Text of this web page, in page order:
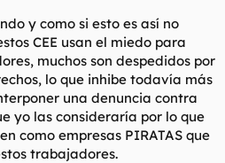
y como si esto es así no
CEE usan el miedo para
muchos son despedidos por
lo que inhibe todavía más
una denuncia contra
yo las consideraría por lo que
como empresas PIRATAS que
trabajadores.